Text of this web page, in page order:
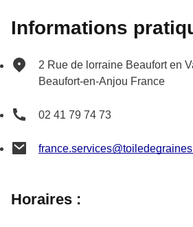
Informations
2 Rue de lorraine Beaufort en
Beaufort-en-Anjou France
02 41 79 74 73
Horaires :